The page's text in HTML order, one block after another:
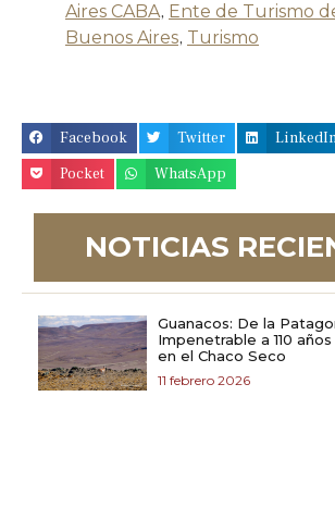
Aires CABA, Ente de Turismo
Buenos Aires, Turismo
Facebook Twitter
Pocket
WhatsApp
NOTICIAS
Guanacos: De la
Impenetrable a 110
en el Chaco Seco
11 febrero 2026